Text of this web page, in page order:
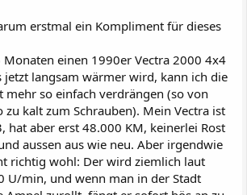
erstmal ein Kompliment für dieses
einen 1990er Vectra 2000 4x4
jetzt langsam wärmer wird, kann ich die
mehr so einfach verdrängen (so von
zu kalt zum Schrauben). Mein Vectra ist
hat aber erst 48.000 KM, keinerlei Rost
aussen aus wie neu. Aber irgendwie
richtig wohl: Der wird ziemlich laut
U/min, und wenn man in der Stadt